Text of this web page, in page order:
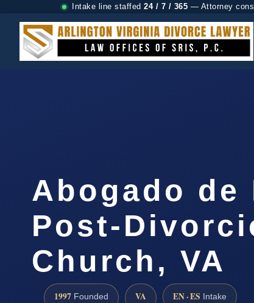
Intake line staffed 24 / 7 / 365 — Attorney
Abogado de
Post-
Church, VA
1997 Founded VA EN · ES Intake